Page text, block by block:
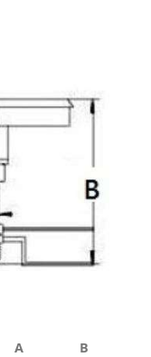
A
B